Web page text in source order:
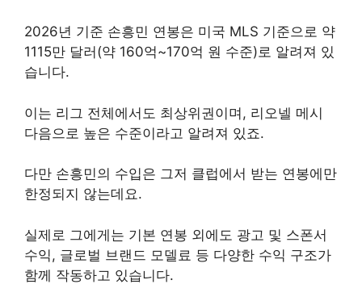
2026년 기준 손흥민 연봉은 미국 MLS 기준으로 약
1115만 달러(약 160억~170억 원 수준)로 알려져 있
습니다.
이는 리그 전체에서도 최상위권이며, 리오넬 메시
다음으로 높은 수준이라고 알려져 있죠.
다만 손흥민의 수입은 그저 클럽에서 받는 연봉에만
한정되지 않는데요.
실제로 그에게는 기본 연봉 외에도 광고 및 스폰서
수익, 글로벌 브랜드 모델료 등 다양한 수익 구조가
함께 작동하고 있습니다.